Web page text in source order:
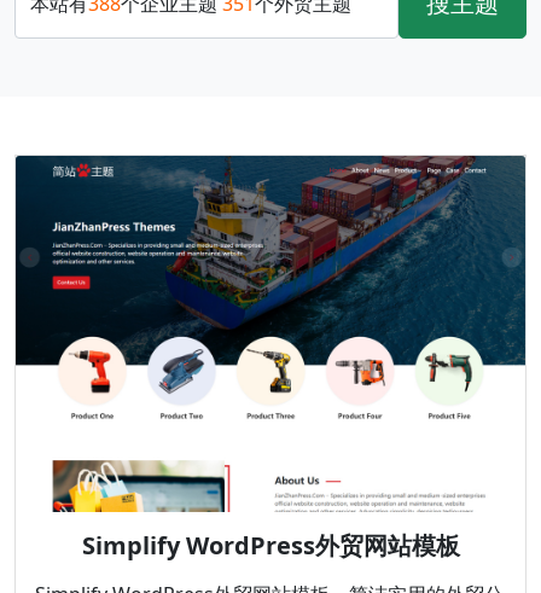
Simplify WordPress外贸网站模板